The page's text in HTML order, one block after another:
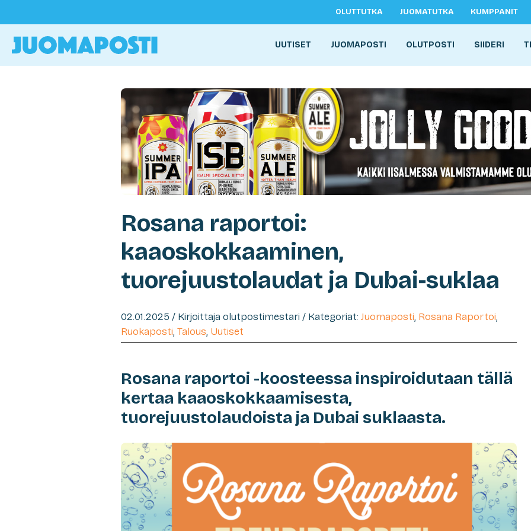
OLUTTUTKA JUOMATUTKA KUMPPANIT
UUTISET JUOMAPOSTI OLUTPOSTI SIIDERI
Rosana raportoi:
kaaoskokkaaminen,
tuorejuustolaudat ja Dubai-suklaa
02.01.2025 / Kirjoittaja olutpostimestari / Kategoriat: Juomaposti, Rosana Raportoi,
Ruokaposti, Talous, Uutiset
Rosana raportoi -koosteessa inspiroidutaan tällä
kertaa kaaoskokkaamisesta,
tuorejuustolaudoista ja Dubai suklaasta.